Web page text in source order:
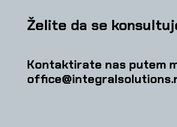
Želite da se
Kontaktirate nas putem